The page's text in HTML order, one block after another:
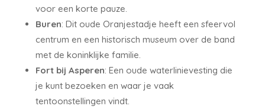
voor een korte pauze.
Buren: Dit oude Oranjestadje heeft een sfeervol
centrum en een historisch museum over de band
met de koninklijke familie.
Fort bij Asperen: Een oude waterlinievesting die
je kunt bezoeken en waar je vaak
tentoonstellingen vindt.